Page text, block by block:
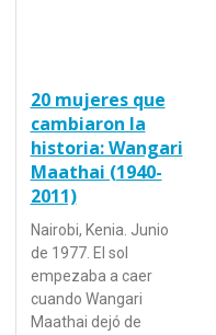
20 mujeres que
cambiaron la
historia: Wangari
Maathai (1940-
2011)
Nairobi, Kenia. Junio
de 1977. El sol
empezaba a caer
cuando Wangari
Maathai dejó de